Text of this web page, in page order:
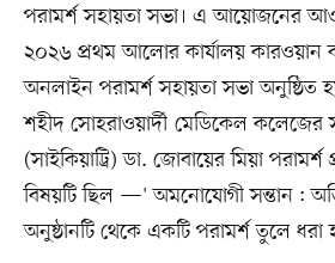
পরামর্শ সহায়তা সভা। এ আয়োজনের
২০২৬ প্রথম আলোর কার্যালয় কারওয়ান
অনলাইন পরামর্শ সহায়তা সভা অনুষ্ঠিত
শহীদ সোহরাওয়ার্দী মেডিকেল কলেজের
(সাইকিয়াট্রি) ডা. জোবায়ের মিয়া
বিষয়টি ছিল —' অমনোযোগী সন্তান :
অনুষ্ঠানটি থেকে একটি পরামর্শ তুলে